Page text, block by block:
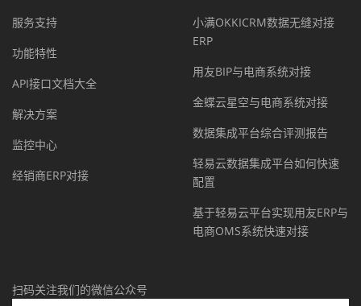
服务支持
功能特性
API接口文档大全
解决方案
监控中心
经销商ERP对接
小满OKKICRM数据无缝对接
ERP
用友BIP与电商系统对接
金蝶云星空与电商系统对接
数据集成平台综合评测报告
轻易云数据集成平台如何快速
配置
基于轻易云平台实现用友ERP与
电商OMS系统快速对接
扫码关注我们的微信公众号